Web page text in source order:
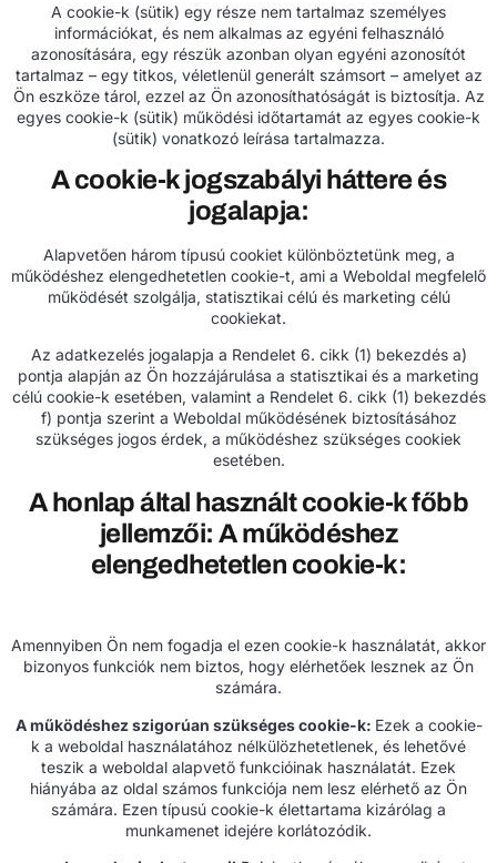
A cookie-k (sütik) egy része nem tartalmaz személyes
információkat, és nem alkalmas az egyéni felhasználó
azonosítására, egy részük azonban olyan egyéni azonosítót
tartalmaz – egy titkos, véletlenül generált számsort – amelyet az
Ön eszköze tárol, ezzel az Ön azonosíthatóságát is biztosítja. Az
egyes cookie-k (sütik) működési időtartamát az egyes cookie-k
(sütik) vonatkozó leírása tartalmazza.
A cookie-k jogszabályi háttere és
jogalapja:
Alapvetően három típusú cookiet különböztetünk meg, a
működéshez elengedhetetlen cookie-t, ami a Weboldal megfelelő
működését szolgálja, statisztikai célú és marketing célú
cookiekat.
Az adatkezelés jogalapja a Rendelet 6. cikk (1) bekezdés a)
pontja alapján az Ön hozzájárulása a statisztikai és a marketing
célú cookie-k esetében, valamint a Rendelet 6. cikk (1) bekezdés
f) pontja szerint a Weboldal működésének biztosításához
szükséges jogos érdek, a működéshez szükséges cookiek
esetében.
A honlap által használt cookie-k főbb
jellemzői: A működéshez
elengedhetetlen cookie-k:
Amennyiben Ön nem fogadja el ezen cookie-k használatát, akkor
bizonyos funkciók nem biztos, hogy elérhetőek lesznek az Ön
számára.
A működéshez szigorúan szükséges cookie-k: Ezek a cookie-
k a weboldal használatához nélkülözhetetlenek, és lehetővé
teszik a weboldal alapvető funkcióinak használatát. Ezek
hiányába az oldal számos funkciója nem lesz elérhető az Ön
számára. Ezen típusú cookie-k élettartama kizárólag a
munkamenet idejére korlátozódik.